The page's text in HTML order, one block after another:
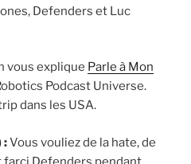
Defenders et Luc
vous explique Parle à Mon
Podcast Universe.
dans les USA.
:Vous vouliez de la hate, de